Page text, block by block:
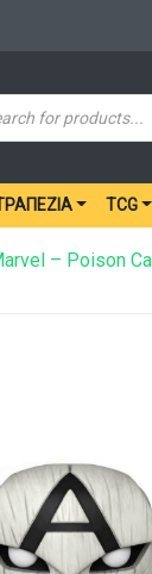
TCG
– Poison